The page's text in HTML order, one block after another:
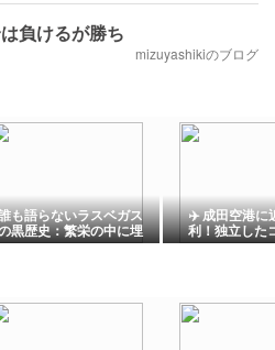
負けるが勝ち
mizuyashikiのブログ
も語らないラスベガス
黒歴史：繁栄の中に埋
れた「16ブロック」
✈️ 成田空港に
利！独立した
室が魅力の「